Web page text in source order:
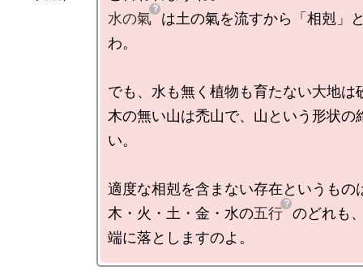
水の氣
は土の氣を流すから「相剋」
わ。
でも、水も無く植物も育たない大地は
木の無い山は禿山で、山という形状の
い。
適度な相剋を含まない存在というもの
木・火・土・金・水の五行 のどれも